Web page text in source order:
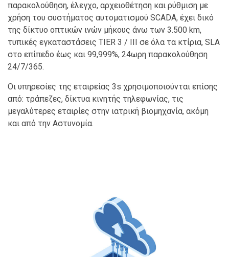
παρακολούθηση, έλεγχο, αρχειοθέτηση και ρύθμιση με
χρήση του συστήματος αυτοματισμού SCADA, έχει δικό
της δίκτυο οπτικών ινών μήκους άνω των 3.500 km,
τυπικές εγκαταστάσεις TIER 3 / III σε όλα τα κτίρια, SLA
στο επίπεδο έως και 99,999%, 24ωρη παρακολούθηση
24/7/365.
Οι υπηρεσίες της εταιρείας 3s χρησιμοποιούνται επίσης
από: τράπεζες, δίκτυα κινητής τηλεφωνίας, τις
μεγαλύτερες εταιρίες στην ιατρική βιομηχανία, ακόμη
και από την Αστυνομία.